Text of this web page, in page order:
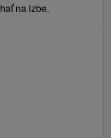
na izbe.